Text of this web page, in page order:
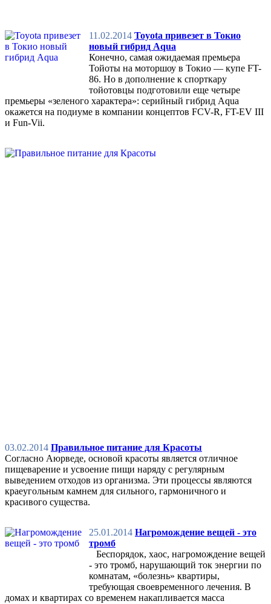
11.02.2014 Toyota привезет в Токио
новый гибрид Aqua
Конечно, самая ожидаемая премьера
Тойоты на моторшоу в Токио — купе FT-
86. Но в дополнение к спорткару
тойотовцы подготовили еще четыре
премьеры «зеленого характера»: серийный гибрид Aqua
окажется на подиуме в компании концептов FCV-R, FT-EV III
и Fun-Vii.
03.02.2014 Правильное питание для Красоты
Согласно Аюрведе, основой красоты является отличное
пищеварение и усвоение пищи наряду с регулярным
выведением отходов из организма. Эти процессы являются
краеугольным камнем для сильного, гармоничного и
красивого существа.
25.01.2014 Нагромождение вещей - это
тромб
Беспорядок, хаос, нагромождение вещей
- это тромб, нарушающий ток энергии по
комнатам, «болезнь» квартиры,
требующая своевременного лечения. В
домах и квартирах со временем накапливается масса